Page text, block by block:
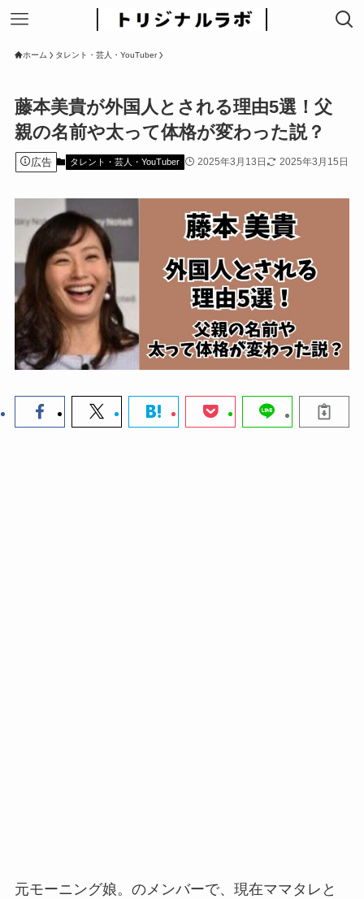
ホーム タレント・芸人・YouTuber
藤本美貴が外国人とされる理由5選！父
親の名前や太って体格が変わった説？
広告 タレント・芸人・YouTuber 2025年3月13日 2025年3月15日
元モーニング娘。のメンバーで、現在ママタレと